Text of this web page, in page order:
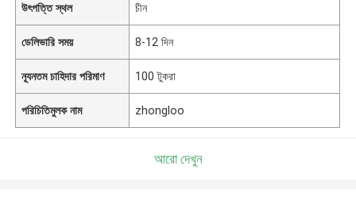
উৎপত্তি স্থল চীন
ডেলিভারি সময় 8-12 দিন
ন্যূনতম চাহিদার পরিমাণ 100 টুকরা
পরিচিতিমুলক নাম zhongloo
আরো দেখুন